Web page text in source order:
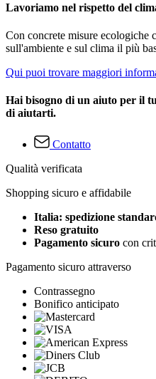
Lavoriamo nel rispetto del
Con concrete misure ecologiche
sull'ambiente e sul clima il più
Qui puoi trovare maggiori
Hai bisogno di un aiuto per il
di aiutarti.
Contatto
Qualità verificata
Shopping sicuro e affidabile
Italia: spedizione
Reso gratuito
Pagamento sicuro con
Pagamento sicuro attraverso
Contrassegno
Bonifico anticipato